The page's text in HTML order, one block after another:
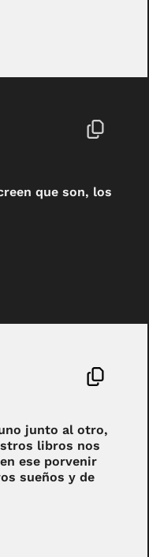
que son, los
junto al otro,
libros nos
ese porvenir
sueños y de